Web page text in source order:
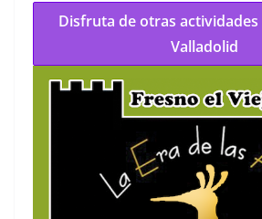
Disfruta de otras
Valladolid